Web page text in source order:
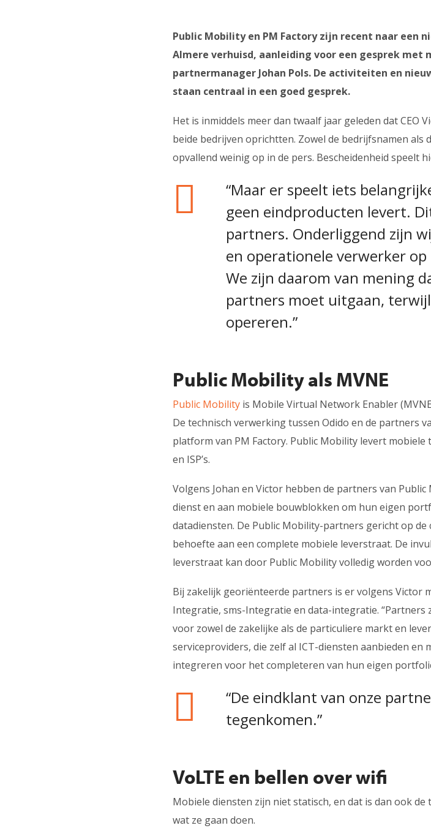
Public Mobility en PM Factory zijn recent naar een
Almere verhuisd, aanleiding voor een gesprek met
partnermanager Johan Pols. De activiteiten en
staan centraal in een goed gesprek.
Het is inmiddels meer dan twaalf jaar geleden dat CEO
beide bedrijven oprichtten. Zowel de bedrijfsnamen als
opvallend weinig op in de pers. Bescheidenheid speelt
“Maar er speelt iets
geen eindproducten levert.
partners. Onderliggend zijn
en operationele verwerker op
We zijn daarom van mening
partners moet uitgaan,
opereren.”
Public Mobility als MVNE
Public Mobility is Mobile Virtual Network Enabler
De technisch verwerking tussen Odido en de partners
platform van PM Factory. Public Mobility levert mobiele
en ISP’s.
Volgens Johan en Victor hebben de partners van
dienst en aan mobiele bouwblokken om hun eigen
datadiensten. De Public Mobility-partners gericht op
behoefte aan een complete mobiele leverstraat. De
leverstraat kan door Public Mobility volledig worden
Bij zakelijk georiënteerde partners is er volgens Victor
Integratie, sms-Integratie en data-integratie.
voor zowel de zakelijke als de particuliere markt en
serviceproviders, die zelf al ICT-diensten aanbieden
integreren voor het completeren van hun eigen
“De eindklant van onze
tegenkomen.”
VoLTE en bellen over wifi
Mobiele diensten zijn niet statisch, en dat is dan ook
wat ze gaan doen.